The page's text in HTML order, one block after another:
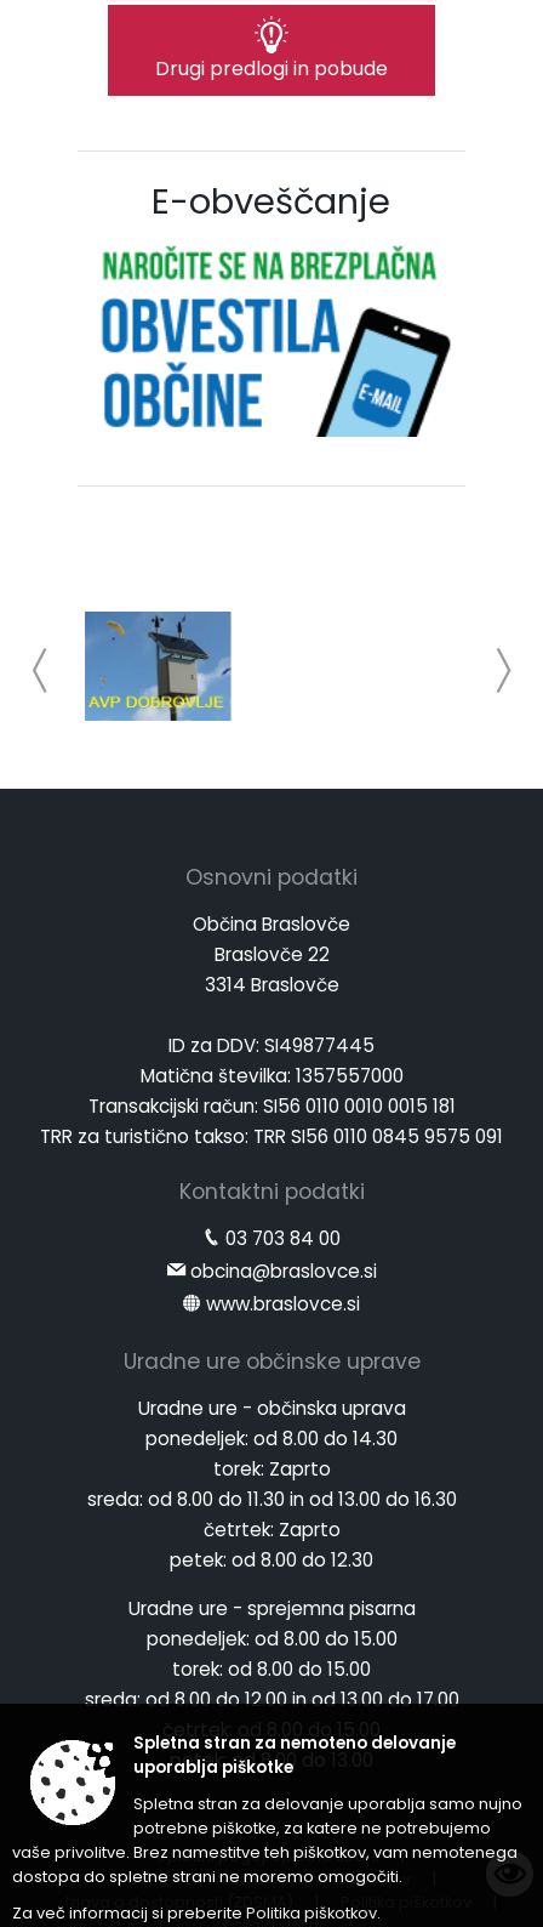
Drugi predlogi in pobude
E-obveščanje
Osnovni podatki
Občina Braslovče
Braslovče 22
3314 Braslovče
ID za DDV: SI49877445
Matična številka: 1357557000
Transakcijski račun: SI56 0110 0010 0015 181
TRR za turistično takso: TRR SI56 0110 0845 9575 091
Kontaktni podatki
03 703 84 00
obcina@braslovce.si
www.braslovce.si
Uradne ure občinske uprave
Uradne ure - občinska uprava
ponedeljek: od 8.00 do 14.30
torek: Zaprto
sreda: od 8.00 do 11.30 in od 13.00 do 16.30
četrtek: Zaprto
petek: od 8.00 do 12.30
Uradne ure - sprejemna pisarna
ponedeljek: od 8.00 do 15.00
torek: od 8.00 do 15.00
sreda:od 8.00 do 12.00 in od 13.00 do 17.00
od 8.00 do 15.00
petek:od 8.00 do 13.00
Splošni pogoji spletne strani
|
Center za varstvo osebnih podatkov
Spletna stran za nemoteno delovanje
uporablja piškotke
Spletna stran za delovanje uporablja samo nujno
potrebne piškotke, za katere ne potrebujemo
vaše privolitve. Brez namestitve teh piškotkov, vam nemotenega
dostopa do spletne strani ne moremo omogočiti.
Za več informacij si preberite Politika piškotkov.